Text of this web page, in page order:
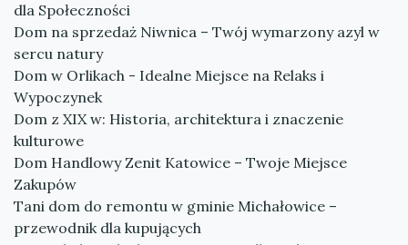
dla Społeczności
Dom na sprzedaż Niwnica – Twój wymarzony azyl w
sercu natury
Dom w Orlikach - Idealne Miejsce na Relaks i
Wypoczynek
Dom z XIX w: Historia, architektura i znaczenie
kulturowe
Dom Handlowy Zenit Katowice – Twoje Miejsce
Zakupów
Tani dom do remontu w gminie Michałowice –
przewodnik dla kupujących